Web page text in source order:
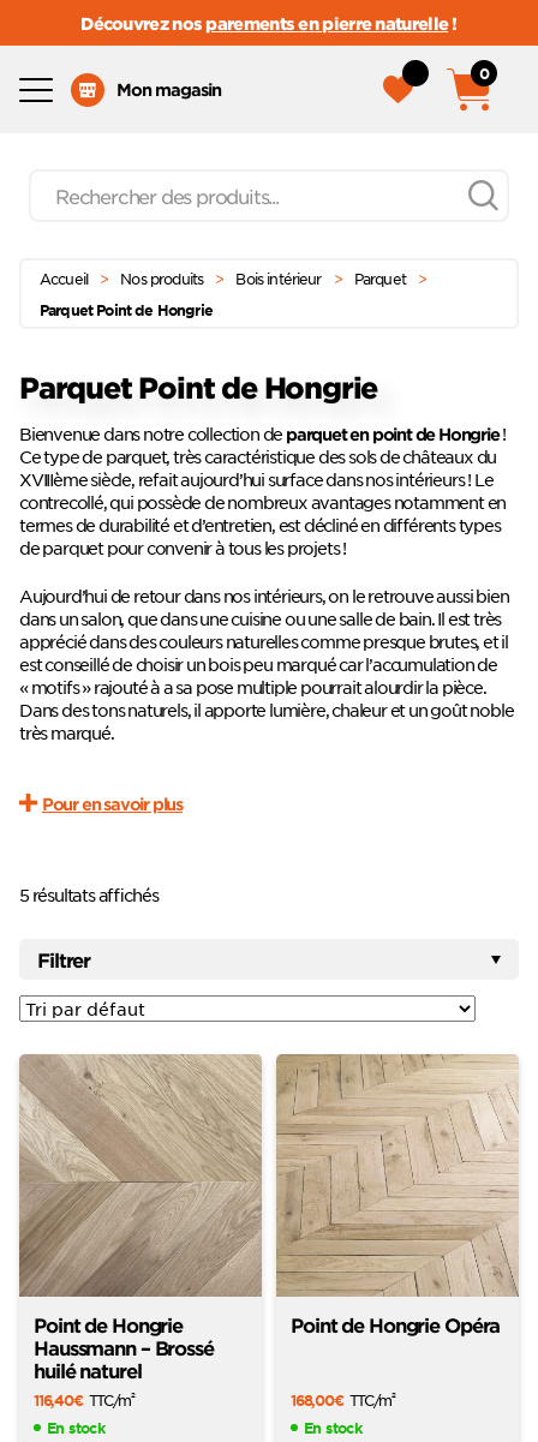
Découvrez nosparements en pierre naturelle!
Mon magasin
0
contenu
Menu
Accueil > Nos produits > Bois intérieur > Parquet
>
Parquet Point de Hongrie
Filtrer
Parquet Point de Hongrie
Bienvenue dans notre collection de parquet en point de Hongrie!
Ce type de parquet, très caractéristique des sols de châteaux du
XVIIIème siècle, refait aujourd’hui surface dans nos intérieurs ! Le
contrecollé, qui possède de nombreux avantages notamment en
termes de durabilité et d’entretien, est décliné en différents types
de parquet pour convenir à tous les projets !
Aujourd’hui de retour dans nos intérieurs, on le retrouve aussi bien
dans un salon, que dans une cuisine ou une salle de bain. Il est très
apprécié dans des couleurs naturelles comme presque brutes, et il
est conseillé de choisir un bois peu marqué car l’accumulation de
« motifs » rajouté à a sa pose multiple pourrait alourdir la pièce.
Dans des tons naturels, il apporte lumière, chaleur et un goût noble
très marqué.
Pour en savoir plus
5 résultats affichés
Point de Hongrie
Haussmann – Brossé
huilé naturel
116,40€ TTC/m2
En stock
Point de Hongrie Opéra
168,00€ TTC/m2
En stock